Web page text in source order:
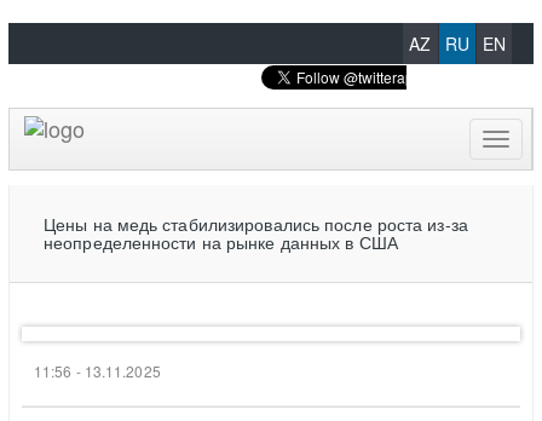
AZ RU EN
Цены на медь стабилизировались после роста из-за
неопределенности на рынке данных в США
11:56 - 13.11.2025